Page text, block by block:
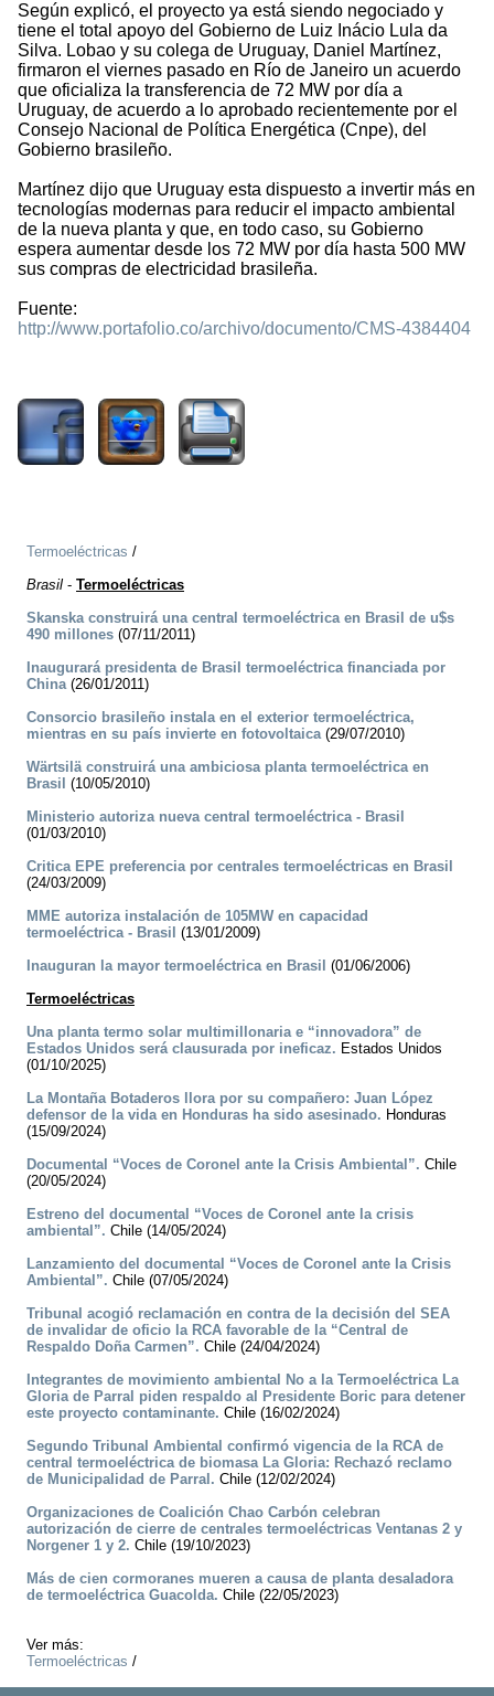
Según explicó, el proyecto ya está siendo negociado y
tiene el total apoyo del Gobierno de Luiz Inácio Lula da
Silva. Lobao y su colega de Uruguay, Daniel Martínez,
firmaron el viernes pasado en Río de Janeiro un acuerdo
que oficializa la transferencia de 72 MW por día a
Uruguay, de acuerdo a lo aprobado recientemente por el
Consejo Nacional de Política Energética (Cnpe), del
Gobierno brasileño.
Martínez dijo que Uruguay esta dispuesto a invertir más en
tecnologías modernas para reducir el impacto ambiental
de la nueva planta y que, en todo caso, su Gobierno
espera aumentar desde los 72 MW por día hasta 500 MW
sus compras de electricidad brasileña.
Fuente:
http://www.portafolio.co/archivo/documento/CMS-4384404
Termoeléctricas /
Brasil - Termoeléctricas
Skanska construirá una central termoeléctrica en Brasil de u$s
490 millones (07/11/2011)
Inaugurará presidenta de Brasil termoeléctrica financiada por
China(26/01/2011)
Consorcio brasileño instala en el exterior termoeléctrica,
mientras en su país invierte en fotovoltaica(29/07/2010)
Wärtsilä construirá una ambiciosa planta termoeléctrica en
Brasil (10/05/2010)
Ministerio autoriza nueva central termoeléctrica - Brasil
(01/03/2010)
Critica EPE preferencia por centrales termoeléctricas en Brasil
(24/03/2009)
MME autoriza instalación de 105MW en capacidad
termoeléctrica - Brasil (13/01/2009)
Inauguran la mayor termoeléctrica en Brasil (01/06/2006)
Termoeléctricas
Una planta termo solar multimillonaria e “innovadora” de
Estados Unidos será clausurada por ineficaz. Estados Unidos
(01/10/2025)
La Montaña Botaderos llora por su compañero: Juan López
defensor de la vida en Honduras ha sido asesinado. Honduras
(15/09/2024)
Documental “Voces de Coronel ante la Crisis Ambiental”. Chile
(20/05/2024)
Estreno del documental “Voces de Coronel ante la crisis
ambiental”. Chile (14/05/2024)
Lanzamiento del documental “Voces de Coronel ante la Crisis
Ambiental”. Chile (07/05/2024)
Tribunal acogió reclamación en contra de la decisión del SEA
de invalidar de oficio la RCA favorable de la “Central de
Respaldo Doña Carmen”. Chile (24/04/2024)
Integrantes de movimiento ambiental No a la Termoeléctrica La
Gloria de Parral piden respaldo al Presidente Boric para detener
este proyecto contaminante. Chile (16/02/2024)
Segundo Tribunal Ambiental confirmó vigencia de la RCA de
central termoeléctrica de biomasa La Gloria: Rechazó reclamo
de Municipalidad de Parral. Chile (12/02/2024)
Organizaciones de Coalición Chao Carbón celebran
autorización de cierre de centrales termoeléctricas Ventanas 2 y
Norgener 1 y 2. Chile (19/10/2023)
Más de cien cormoranes mueren a causa de planta desaladora
de termoeléctrica Guacolda. Chile (22/05/2023)
Ver más:
Termoeléctricas /